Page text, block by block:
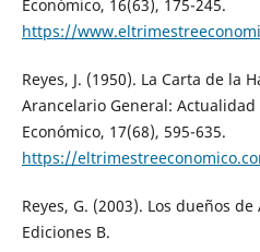
Económico, 16(63), 175-245.
https://
Reyes, J. (1950). La Carta de la
Arancelario General:
Económico, 17(68), 595-635.
https://
Reyes, G. (2003). Los dueños
Ediciones B.